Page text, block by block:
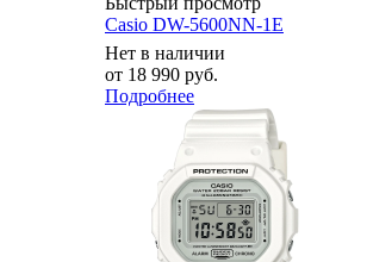
Casio DW-5600NN-1E
Нет в наличии
от 18 990 руб.
Подробнее